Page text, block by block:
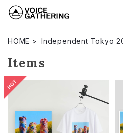
HOME Independent Tokyo
Items